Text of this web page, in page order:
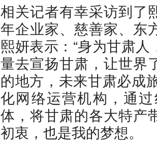
相关记者有幸采访到了
年企业家、慈善家、东
熙妍表示：“身为甘肃
量去宣扬甘肃，让世界
的地方，未来甘肃必成
化网络运营机构，通
体，将甘肃的各大特产
初衷，也是我的梦想。